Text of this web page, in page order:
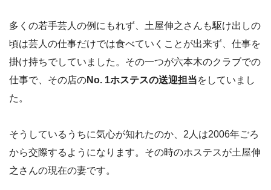
多くの若手芸人の例にもれず、土屋伸之さんも駆け出しの
頃は芸人の仕事だけでは食べていくことが出来ず、仕事を
掛け持ちでしていました。その一つが六本木のクラブでの
仕事で、その店のNo. 1ホステスの送迎担当をしていまし
た。
そうしているうちに気心が知れたのか、2人は2006年ごろ
から交際するようになります。その時のホステスが土屋伸
之さんの現在の妻です。